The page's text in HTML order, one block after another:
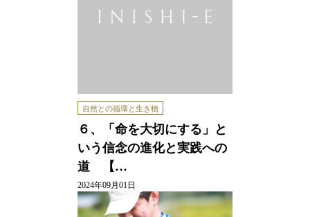
自然との循環と生き物
６、「命を大切にする」と
いう信念の進化と実践への
道 【…
2024年09月01日